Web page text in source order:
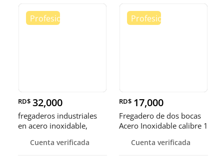
RD$ 32,000
fregaderos industriales
en acero inoxidable,
Cuenta verificada
RD$ 17,000
Fregadero de dos bocas
Acero Inoxidable calibre 1
Cuenta verificada